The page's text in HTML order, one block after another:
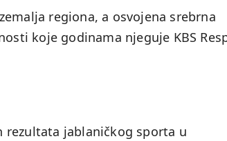
regiona, a osvojena srebrna
koje godinama njeguje KBS
rezultata jablaničkog sporta u